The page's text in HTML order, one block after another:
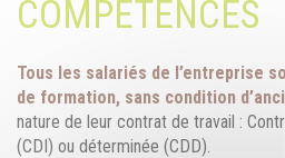
COMPÉTENCES
Tous les salariés de l’entreprise
de formation, sans condition
nature de leur contrat de travail :
(CDI) ou déterminée (CDD).